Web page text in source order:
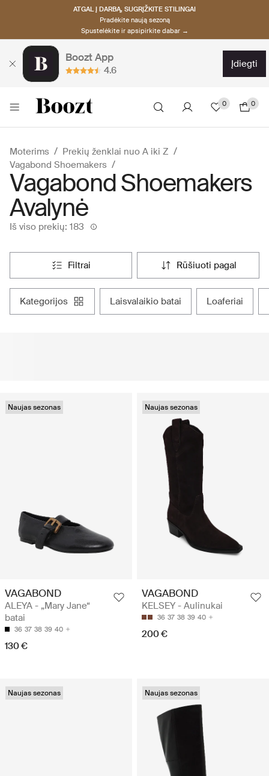
ATGAL Į DARBĄ, SUGRĮŽKITE STILINGAI
Pradėkite naują sezoną
Spustelėkite ir apsipirkite dabar →
Boozt App
4.6
įdiegti
0 0
Moterims
Prekių ženklai nuo A iki Z
Vagabond Shoemakers
Vagabond Shoemakers
Avalynė
Iš viso prekių: 183
filtrai rūšiuoti pagal
kategorijos laisvalaikio batai loaferiai
Naujas sezonas
VAGABOND
ALEYA - „Mary Jane“
batai
36 37 38 39 40
130 €
Naujas sezonas
VAGABOND
KELSEY - Aulinukai
36 37 38 39 40
200 €
Naujas sezonas Naujas sezonas